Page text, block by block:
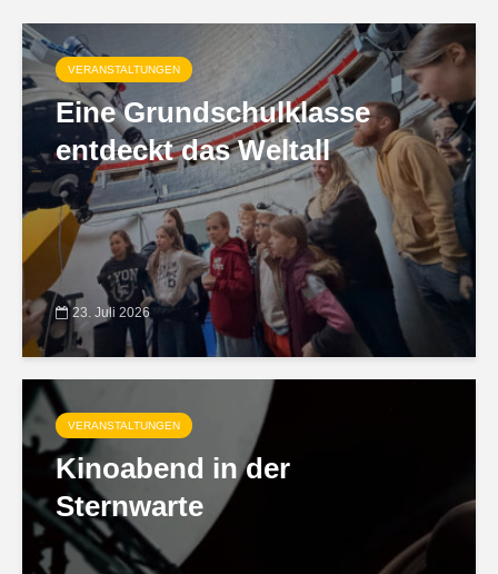
VERANSTALTUNGEN
Eine Grundschulklasse
entdeckt das Weltall
23. Juli 2026
VERANSTALTUNGEN
Kinoabend in der
Sternwarte